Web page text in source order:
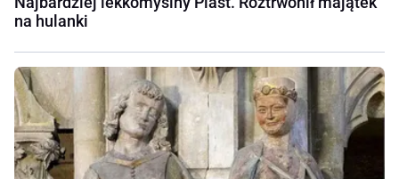
na hulanki